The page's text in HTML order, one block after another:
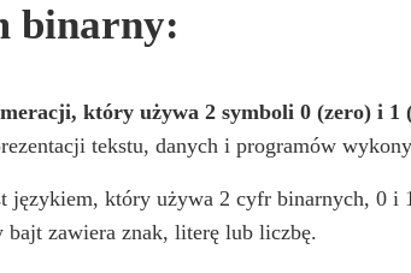
binarny:
który używa 2 symboli 0 (zero) i
tekstu, danych i programów
językiem, który używa 2 cyfr binarnych, 0
bajt zawiera znak, literę lub liczbę.